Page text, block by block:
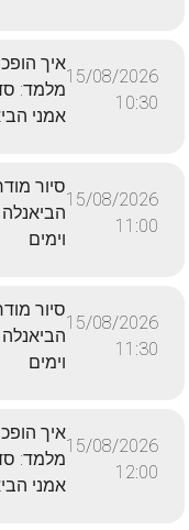
15/08/2026
10:30
איך
מלמד:
אמני
15/08/2026
11:00
סיור
הביאנלה
וימים
15/08/2026
11:30
סיור
הביאנלה
וימים
15/08/2026
12:00
איך
מלמד:
אמני